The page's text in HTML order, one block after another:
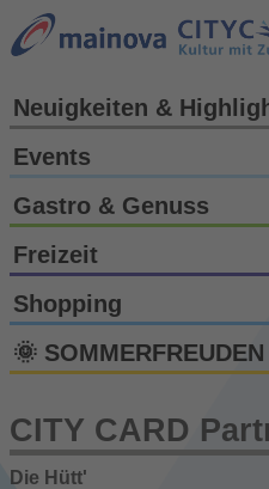
Neuigkeiten &
Events
Gastro & Genuss
Freizeit
Shopping
🌞
CITY CARD
Die Hütt'